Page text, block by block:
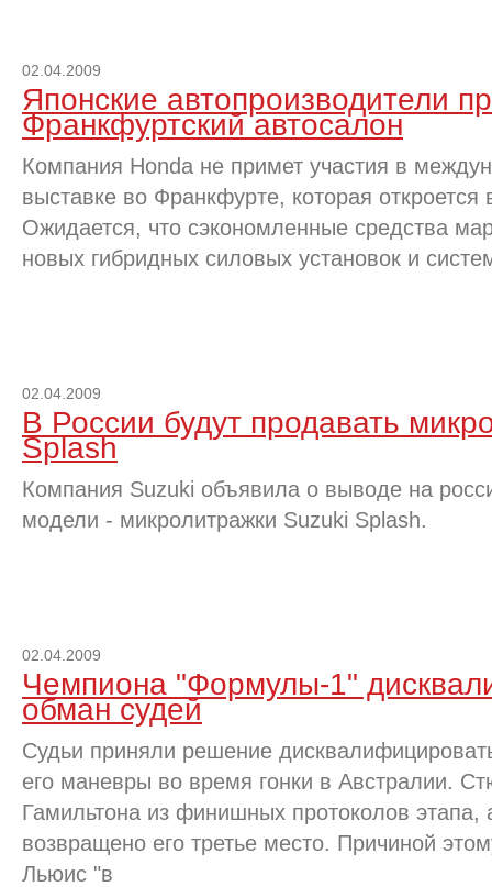
02.04.2009
Японские автопроизводители
Франкфуртский автосалон
Компания Honda не примет участия в
выставке во Франкфурте, которая откроется
Ожидается, что сэкономленные средства
новых гибридных силовых установок и
02.04.2009
В России будут продавать
Splash
Компания Suzuki объявила о выводе на
модели - микролитражки Suzuki Splash.
02.04.2009
Чемпиона "Формулы-1"
обман судей
Судьи приняли решение
его маневры во время гонки в Австралии.
Гамильтона из финишных протоколов
возвращено его третье место. Причиной
Льюис "в